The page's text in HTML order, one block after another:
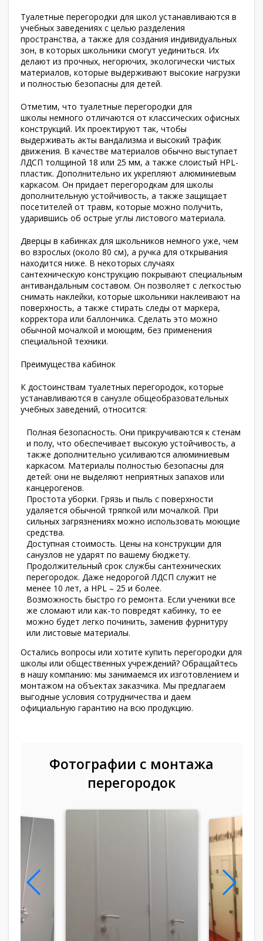
Туалетные перегородки для школ устанавливаются в
учебных заведениях с целью разделения
пространства, а также для создания индивидуальных
зон, в которых школьники смогут уединиться. Их
делают из прочных, негорючих, экологически чистых
материалов, которые выдерживают высокие нагрузки
и полностью безопасны для детей.
Отметим, что туалетные перегородки для
школы немного отличаются от классических офисных
конструкций. Их проектируют так, чтобы
выдерживать акты вандализма и высокий трафик
движения. В качестве материалов обычно выступает
ЛДСП толщиной 18 или 25 мм, а также слоистый HPL-
пластик. Дополнительно их укрепляют алюминиевым
каркасом. Он придает перегородкам для школы
дополнительную устойчивость, а также защищает
посетителей от травм, которые можно получить,
ударившись об острые углы листового материала.
Дверцы в кабинках для школьников немного уже, чем
во взрослых (около 80 см), а ручка для открывания
находится ниже. В некоторых случаях
сантехническую конструкцию покрывают специальным
антивандальным составом. Он позволяет с легкостью
снимать наклейки, которые школьники наклеивают на
поверхность, а также стирать следы от маркера,
корректора или баллончика. Сделать это можно
обычной мочалкой и моющим, без применения
специальной техники.
Преимущества кабинок
К достоинствам туалетных перегородок, которые
устанавливаются в санузле общеобразовательных
учебных заведений, относится:
Полная безопасность. Они прикручиваются к стенам
и полу, что обеспечивает высокую устойчивость, а
также дополнительно усиливаются алюминиевым
каркасом. Материалы полностью безопасны для
детей: они не выделяют неприятных запахов или
канцерогенов.
Простота уборки. Грязь и пыль с поверхности
удаляется обычной тряпкой или мочалкой. При
сильных загрязнениях можно использовать моющие
средства.
Доступная стоимость. Цены на конструкции для
санузлов не ударят по вашему бюджету.
Продолжительный срок службы сантехнических
перегородок. Даже недорогой ЛДСП служит не
менее 10 лет, а HPL – 25 и более.
Возможность быстро го ремонта. Если ученики все
же сломают или как-то повредят кабинку, то ее
можно будет легко починить, заменив фурнитуру
или листовые материалы.
Остались вопросы или хотите купить перегородки для
школы или общественных учреждений? Обращайтесь
в нашу компанию: мы занимаемся их изготовлением и
монтажом на объектах заказчика. Мы предлагаем
выгодные условия сотрудничества и даем
официальную гарантию на всю продукцию.
Фотографии с монтажа
перегородок